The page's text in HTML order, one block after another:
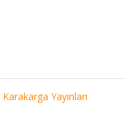
Karakarga Yayınları